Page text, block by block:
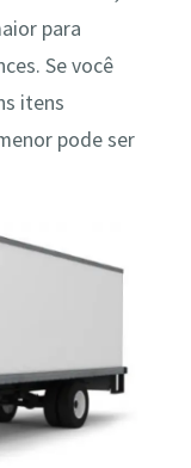
para
Se você
itens
pode ser